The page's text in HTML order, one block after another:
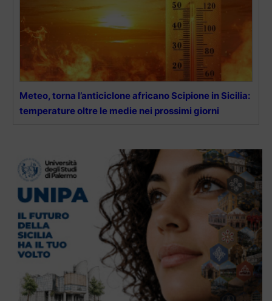
Meteo, torna l’anticiclone africano Scipione in Sicilia:
temperature oltre le medie nei prossimi giorni